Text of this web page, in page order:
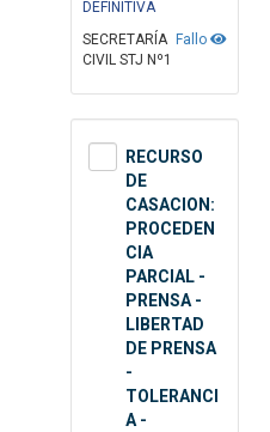
DEFINITIVA
Fallo
SECRETARÍA
CIVIL STJ Nº1
RECURSO
DE
CASACION:
PROCEDEN
CIA
PARCIAL -
PRENSA -
LIBERTAD
DE PRENSA
-
TOLERANCI
A -